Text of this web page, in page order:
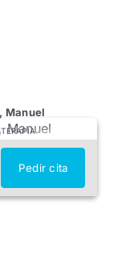
Manuel
Pedir cita